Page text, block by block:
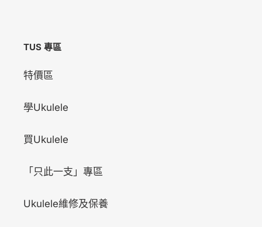
TUS 專區
特價區
學Ukulele
買Ukulele
「只此一支」專區
Ukulele維修及保養